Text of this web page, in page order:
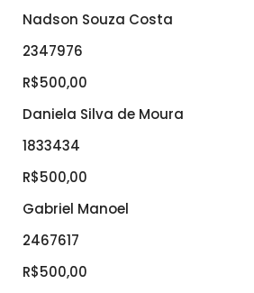
Nadson Souza Costa
2347976
R$500,00
Daniela Silva de Moura
1833434
R$500,00
Gabriel Manoel
2467617
R$500,00